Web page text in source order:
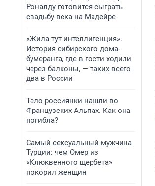
Роналду готовится сыграть
свадьбу века на Мадейре
«Жила тут интеллигенция».
История сибирского дома-
бумеранга, где в гости ходили
через балконы, — таких всего
два в России
Тело россиянки нашли во
Французских Альпах. Как она
погибла?
Самый сексуальный мужчина
Турции: чем Омер из
«Клюквенного щербета»
покорил женщин